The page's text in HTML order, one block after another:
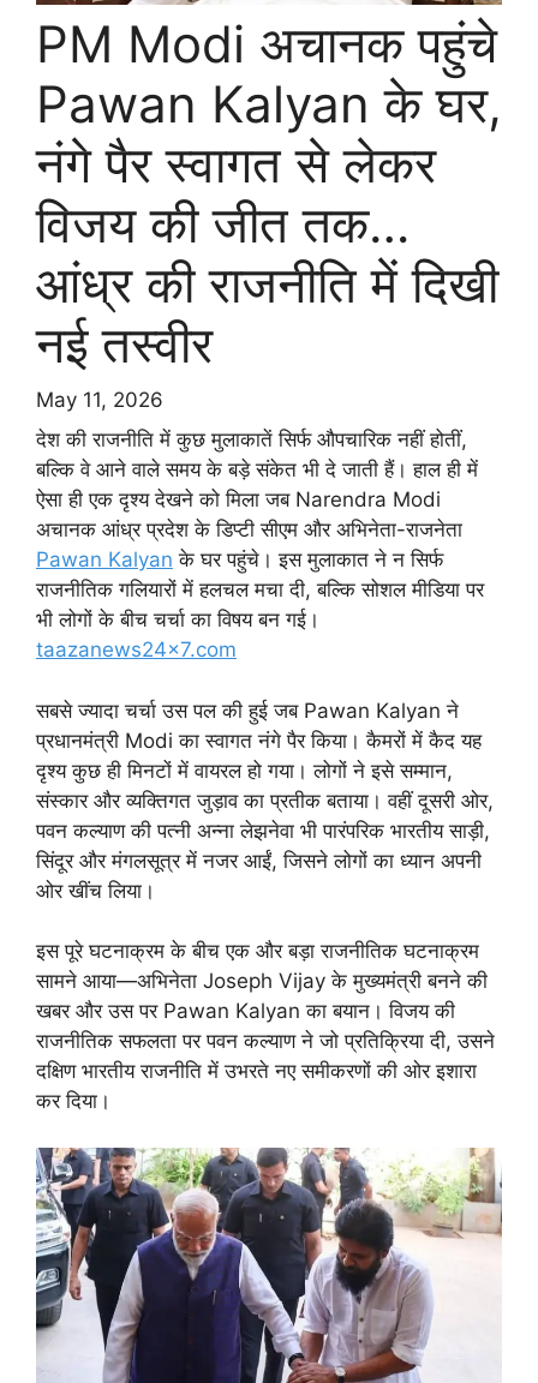
PM Modi अचानक पहुंचे
Pawan Kalyan के घर,
नंगे पैर स्वागत से लेकर
विजय की जीत तक…
आंध्र की राजनीति में दिखी
नई तस्वीर
May 11, 2026
देश की राजनीति में कुछ मुलाकातें सिर्फ औपचारिक नहीं होतीं,
बल्कि वे आने वाले समय के बड़े संकेत भी दे जाती हैं। हाल ही में
ऐसा ही एक दृश्य देखने को मिला जब Narendra Modi
अचानक आंध्र प्रदेश के डिप्टी सीएम और अभिनेता-राजनेता
Pawan Kalyan के घर पहुंचे। इस मुलाकात ने न सिर्फ
राजनीतिक गलियारों में हलचल मचा दी, बल्कि सोशल मीडिया पर
भी लोगों के बीच चर्चा का विषय बन गई।
taazanews24x7.com
सबसे ज्यादा चर्चा उस पल की हुई जब Pawan Kalyan ने
प्रधानमंत्री Modi का स्वागत नंगे पैर किया। कैमरों में कैद यह
दृश्य कुछ ही मिनटों में वायरल हो गया। लोगों ने इसे सम्मान,
संस्कार और व्यक्तिगत जुड़ाव का प्रतीक बताया। वहीं दूसरी ओर,
पवन कल्याण की पत्नी अन्ना लेझनेवा भी पारंपरिक भारतीय साड़ी,
सिंदूर और मंगलसूत्र में नजर आईं, जिसने लोगों का ध्यान अपनी
ओर खींच लिया।
इस पूरे घटनाक्रम के बीच एक और बड़ा राजनीतिक घटनाक्रम
सामने आया—अभिनेता Joseph Vijay के मुख्यमंत्री बनने की
खबर और उस पर Pawan Kalyan का बयान। विजय की
राजनीतिक सफलता पर पवन कल्याण ने जो प्रतिक्रिया दी, उसने
दक्षिण भारतीय राजनीति में उभरते नए समीकरणों की ओर इशारा
कर दिया।